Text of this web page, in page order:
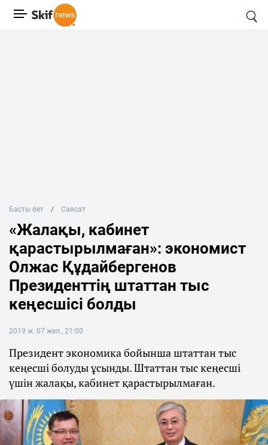
Басты бет Саясат
«Жалақы, кабинет
қарастырылмаған»: экономист
Олжас Құдайбергенов
Президенттің штаттан тыс
кеңесшісі болды
2019 ж. 07 жел., 21:00
Президент экономика бойынша штаттан тыс
кеңесші болуды ұсынды. Штаттан тыс кеңесші
үшін жалақы, кабинет қарастырылмаған.